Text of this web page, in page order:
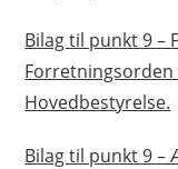
Bilag til punkt 9 –
Forretningsorden
Hovedbestyrelse.
Bilag til punkt 9 –